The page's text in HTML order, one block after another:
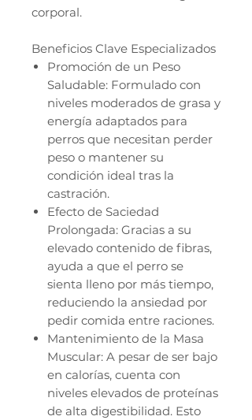
corporal.
Beneficios Clave Especializados
Promoción de un Peso
Saludable: Formulado con
niveles moderados de grasa y
energía adaptados para
perros que necesitan perder
peso o mantener su
condición ideal tras la
castración.
Efecto de Saciedad
Prolongada: Gracias a su
elevado contenido de fibras,
ayuda a que el perro se
sienta lleno por más tiempo,
reduciendo la ansiedad por
pedir comida entre raciones.
Mantenimiento de la Masa
Muscular: A pesar de ser bajo
en calorías, cuenta con
niveles elevados de proteínas
de alta digestibilidad. Esto